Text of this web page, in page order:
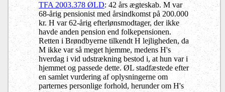
TFA 2003.378 ØLD: 42 års ægteskab. M var
68-årig pensionist med årsindkomst på 200.000
kr. H var 62-årig efterlønsmodtager, der ikke
havde anden pension end folkepensionen.
Retten i Brøndbyerne tilkendt H lejligheden, da
M ikke var så meget hjemme, medens H's
hverdag i vid udstrækning bestod i, at hun var i
hjemmet og passede dette. ØL stadfæstede efter
en samlet vurdering af oplysningerne om
parternes personlige forhold, herunder om H's